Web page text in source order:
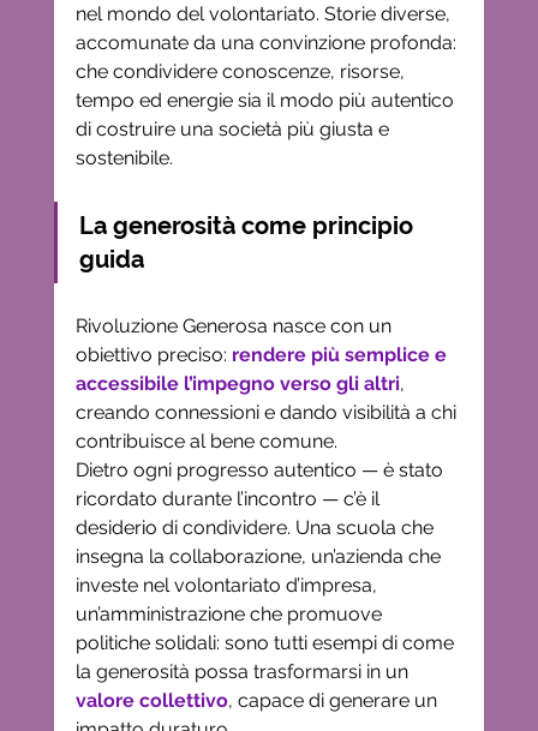
nel mondo del volontariato. Storie diverse,
accomunate da una convinzione profonda:
che condividere conoscenze, risorse,
tempo ed energie sia il modo più autentico
di costruire una società più giusta e
sostenibile.
La generosità come principio
guida
Rivoluzione Generosa nasce con un
obiettivo preciso: rendere più semplice e
accessibile l’impegno verso gli altri,
creando connessioni e dando visibilità a chi
contribuisce al bene comune.
Dietro ogni progresso autentico — è stato
ricordato durante l’incontro — c’è il
desiderio di condividere. Una scuola che
insegna la collaborazione, un’azienda che
investe nel volontariato d’impresa,
un’amministrazione che promuove
politiche solidali: sono tutti esempi di come
la generosità possa trasformarsi in un
valore collettivo, capace di generare un